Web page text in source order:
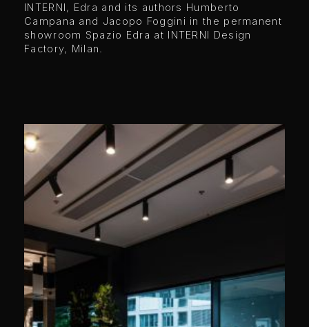
INTERNI, Edra and its authors Humberto
Campana and Jacopo Foggini in the permanent
showroom Spazio Edra at I NTERNI Design
Factory, Milan.